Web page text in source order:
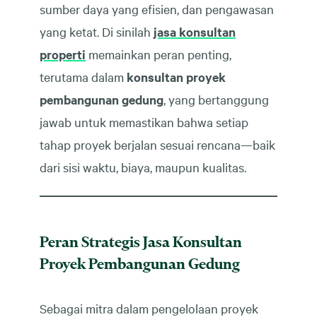
sumber daya yang efisien, dan pengawasan
yang ketat. Di sinilah jasa konsultan
properti memainkan peran penting,
terutama dalam konsultan proyek
pembangunan gedung, yang bertanggung
jawab untuk memastikan bahwa setiap
tahap proyek berjalan sesuai rencana—baik
dari sisi waktu, biaya, maupun kualitas.
Peran Strategis Jasa Konsultan
Proyek Pembangunan Gedung
Sebagai mitra dalam pengelolaan proyek